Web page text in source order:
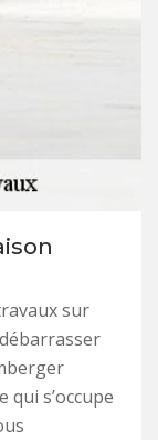
sur
s’occupe